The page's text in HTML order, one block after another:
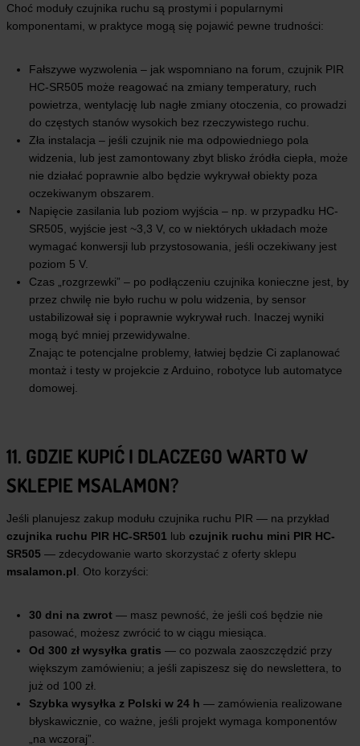
Choć moduły czujnika ruchu są prostymi i popularnymi
komponentami, w praktyce mogą się pojawić pewne trudności:
Fałszywe wyzwolenia – jak wspomniano na forum, czujnik PIR
HC-SR505 może reagować na zmiany temperatury, ruch
powietrza, wentylację lub nagłe zmiany otoczenia, co prowadzi
do częstych stanów wysokich bez rzeczywistego ruchu.
Zła instalacja – jeśli czujnik nie ma odpowiedniego pola
widzenia, lub jest zamontowany zbyt blisko źródła ciepła, może
nie działać poprawnie albo będzie wykrywał obiekty poza
oczekiwanym obszarem.
Napięcie zasilania lub poziom wyjścia – np. w przypadku HC-
SR505, wyjście jest ~3,3 V, co w niektórych układach może
wymagać konwersji lub przystosowania, jeśli oczekiwany jest
poziom 5 V.
Czas „rozgrzewki” – po podłączeniu czujnika konieczne jest, by
przez chwilę nie było ruchu w polu widzenia, by sensor
ustabilizował się i poprawnie wykrywał ruch. Inaczej wyniki
mogą być mniej przewidywalne.
Znając te potencjalne problemy, łatwiej będzie Ci zaplanować
montaż i testy w projekcie z Arduino, robotyce lub automatyce
domowej.
11. GDZIE KUPIĆ I DLACZEGO WARTO W
SKLEPIE MSALAMON?
Jeśli planujesz zakup modułu czujnika ruchu PIR — na przykład
czujnika ruchu PIR HC-SR501 lub czujnik ruchu mini PIR HC-
SR505 — zdecydowanie warto skorzystać z oferty sklepu
msalamon.pl . Oto korzyści:
30 dni na zwrot — masz pewność, że jeśli coś będzie nie
pasować, możesz zwrócić to w ciągu miesiąca.
Od 300 zł wysyłka gratis — co pozwala zaoszczędzić przy
większym zamówieniu; a jeśli zapiszesz się do newslettera, to
już od 100 zł.
Szybka wysyłka z Polski w 24 h — zamówienia realizowane
błyskawicznie, co ważne, jeśli projekt wymaga komponentów
„na wczoraj”.